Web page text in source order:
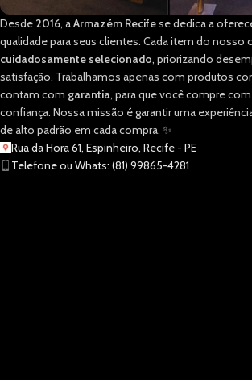
Desde 2016, aArmazém Recifese dedica a
qualidade para seus clientes. Cada item do nosso
cuidadosamente selecionado, priorizando
satisfação. Trabalhamos apenas com produtos
contam com garantia, para que você compre
confiança. Nossa missão é garantir uma
de alto padrão em cada compra. ✨
Rua da Hora 61, Espinheiro, Recife - PE
Telefone ou Whats: (81) 99865-4281